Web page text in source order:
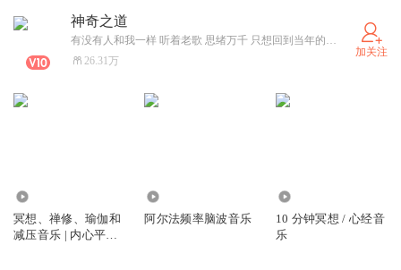
神奇之道
有没有人和我一样 听着老歌 思绪万千 只想回到当年的自己。不怕音乐太好听，就怕歌词入了心，愿你们只听曲中意，不做曲中人！愿屏幕前的你，天黑有灯，下雨有伞，一路有良人相伴！
26.31万
加关注
冥想、禅修、瑜伽和
减压音乐 | 内心平静
阿尔法频率脑波音乐
10 分钟冥想 / 心经音
乐